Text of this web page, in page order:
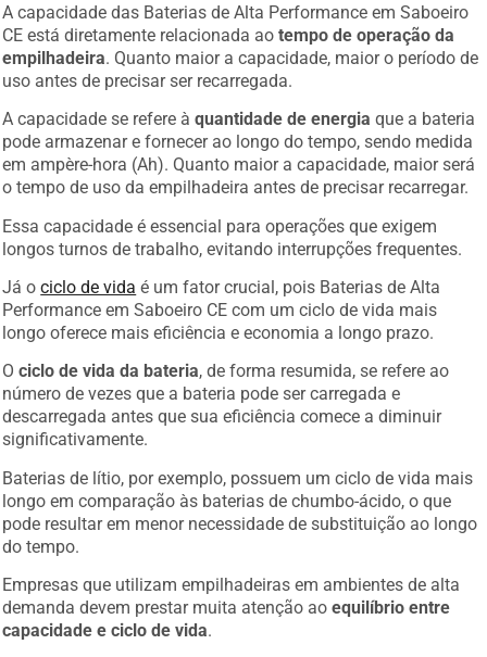
A capacidade das Baterias de Alta Performance em Saboeiro
CE está diretamente relacionada aotempo de operação da
empilhadeira. Quanto maior a capacidade, maior o período de
uso antes de precisar ser recarregada.
A capacidade se refere àquantidade de energia que a bateria
pode armazenar e fornecer ao longo do tempo, sendo medida
em ampère-hora (Ah). Quanto maior a capacidade, maior será
o tempo de uso da empilhadeira antes de precisar recarregar.
Essa capacidade é essencial para operações que exigem
longos turnos de trabalho, evitando interrupções frequentes.
Já ociclo de vida é um fator crucial, pois Baterias de Alta
Performance em Saboeiro CE com um ciclo de vida mais
longo oferece mais eficiência e economia a longo prazo.
Ociclo de vida da bateria, de forma resumida, se refere ao
número de vezes que a bateria pode ser carregada e
descarregada antes que sua eficiência comece a diminuir
significativamente.
Baterias de lítio, por exemplo, possuem um ciclo de vida mais
longo em comparação às baterias de chumbo-ácido, o que
pode resultar em menor necessidade de substituição ao longo
do tempo.
Empresas que utilizam empilhadeiras em ambientes de alta
demanda devem prestar muita atenção aoequilíbrio entre
capacidade e ciclo de vida.